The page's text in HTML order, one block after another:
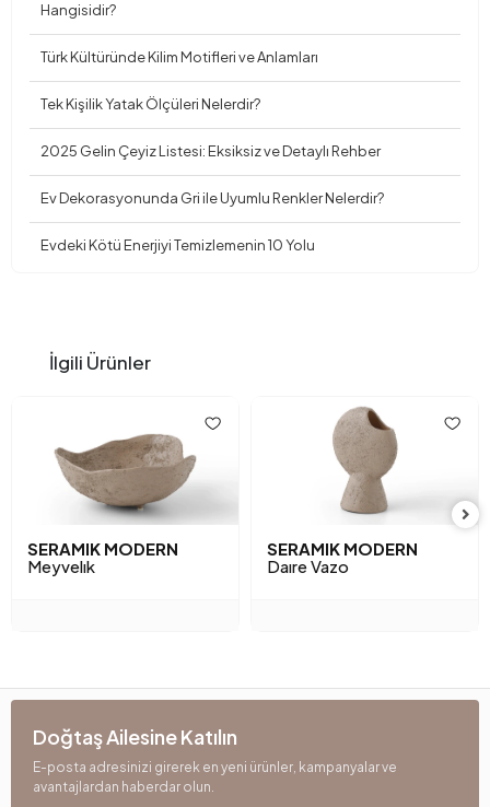
Hangisidir?
Türk Kültüründe Kilim Motifleri ve Anlamları
Tek Kişilik Yatak Ölçüleri Nelerdir?
2025 Gelin Çeyiz Listesi: Eksiksiz ve Detaylı Rehber
Ev Dekorasyonunda Gri ile Uyumlu Renkler Nelerdir?
Evdeki Kötü Enerjiyi Temizlemenin 10 Yolu
İlgili Ürünler
SERAMIK MODERN
Meyvelık
SERAMIK MODERN
Daıre Vazo
Doğtaş Ailesine Katılın
E-posta adresinizi girerek en yeni ürünler, kampanyalar ve
avantajlardan haberdar olun.